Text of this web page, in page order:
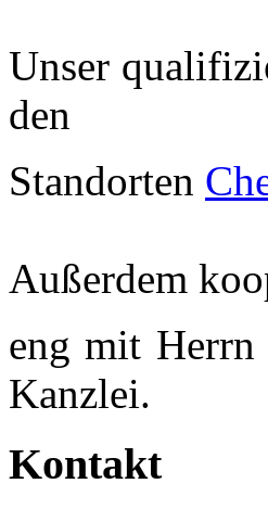
Unser
den
Standorten
Außerdem
eng mit Herrn
Kanzlei.
Kontakt